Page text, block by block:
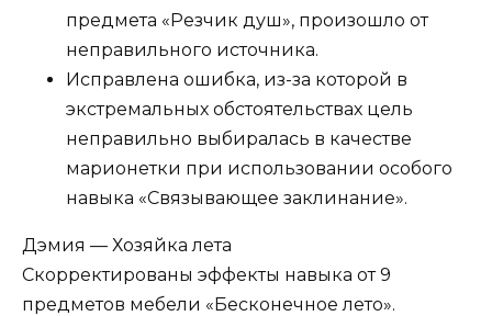
предмета «Резчик душ», произошло от
неправильного источника.
Исправлена ошибка, из-за которой в
экстремальных обстоятельствах цель
неправильно выбиралась в качестве
марионетки при использовании особого
навыка «Связывающее заклинание».
Дэмия — Хозяйка лета
Скорректированы эффекты навыка от 9
предметов мебели «Бесконечное лето».